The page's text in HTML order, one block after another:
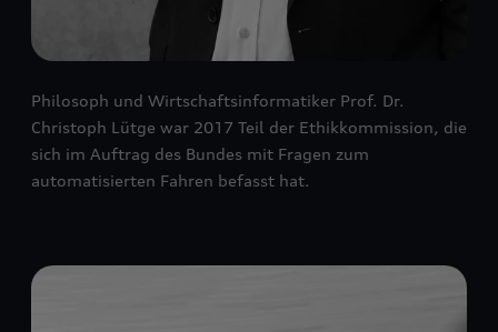
Philosoph und Wirtschaftsinformatiker Prof. Dr.
Christoph Lütge war 2017 Teil der Ethikkommission, die
sich im Auftrag des Bundes mit Fragen zum
automatisierten Fahren befasst hat.